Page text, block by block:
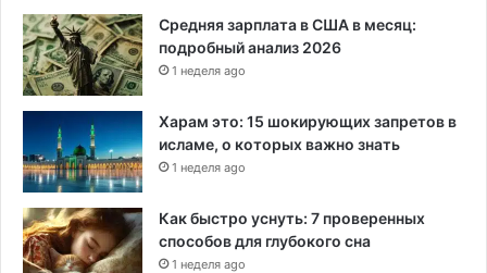
Средняя зарплата в США в месяц:
подробный анализ 2026
1 неделя ago
Харам это: 15 шокирующих запретов в
исламе, о которых важно знать
1 неделя ago
Как быстро уснуть: 7 проверенных
способов для глубокого сна
1 неделя ago